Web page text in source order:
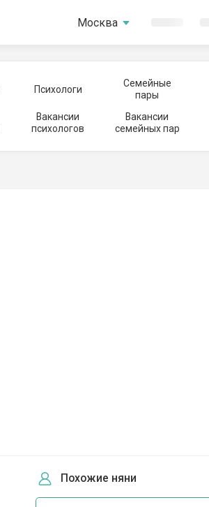
Москва
Психологи
Семейные
пары
Вакансии
психологов
Вакансии
семейных пар
Похожие няни